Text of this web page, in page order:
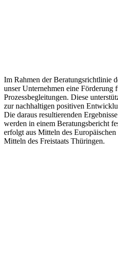
Im Rahmen der Beratungsrichtlinie
unser Unternehmen eine Förderung
Prozessbegleitungen. Diese
zur nachhaltigen positiven
Die daraus resultierenden
werden in einem Beratungsbericht
erfolgt aus Mitteln des
Mitteln des Freistaats Thüringen.